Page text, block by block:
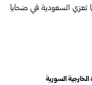
الخارجية السورية